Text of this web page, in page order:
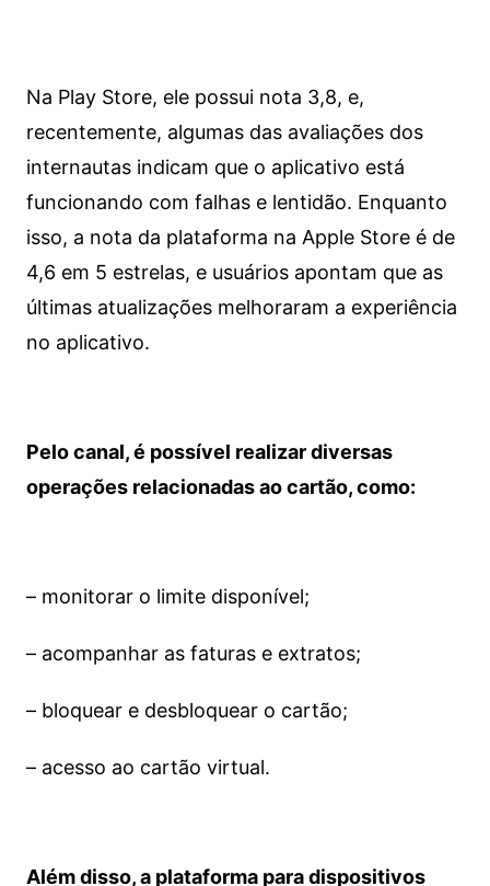
Na Play Store, ele possui nota 3,8, e,
recentemente, algumas das avaliações dos
internautas indicam que o aplicativo está
funcionando com falhas e lentidão. Enquanto
isso, a nota da plataforma na Apple Store é de
4,6 em 5 estrelas, e usuários apontam que as
últimas atualizações melhoraram a experiência
no aplicativo.
Pelo canal, é possível realizar diversas
operações relacionadas ao cartão, como:
– monitorar o limite disponível;
– acompanhar as faturas e extratos;
– bloquear e desbloquear o cartão;
– acesso ao cartão virtual.
Além disso, a plataforma para dispositivos